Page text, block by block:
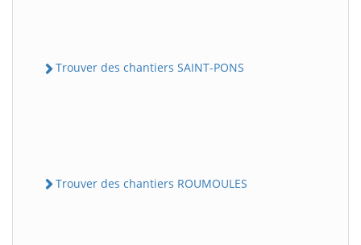
Trouver des chantiers SAINT-PONS
Trouver des chantiers ROUMOULES